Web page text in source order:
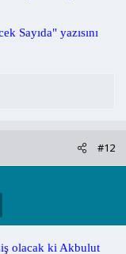
Sayıda" yazısını
#12
olacak ki Akbulut